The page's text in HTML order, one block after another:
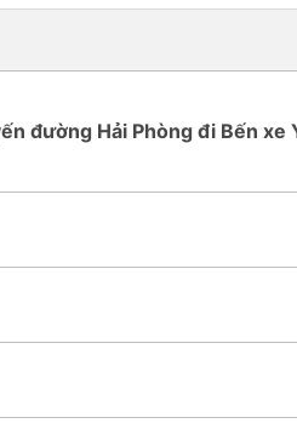
đường Hải Phòng đi Bến xe